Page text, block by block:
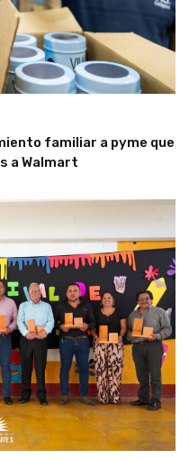
familiar a pyme que
a Walmart